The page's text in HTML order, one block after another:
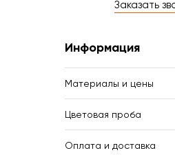
Заказать
Информация
Материалы и цены
Цветовая проба
Оплата и доставка